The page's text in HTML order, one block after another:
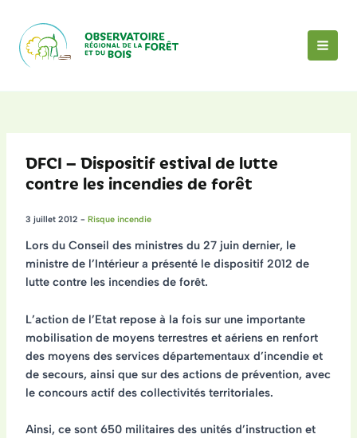
contenu
DFCI – Dispositif estival de lutte
contre les incendies de forêt
3 juillet 2012 - Risque incendie
Lors du Conseil des ministres du 27 juin dernier, le
ministre de l’Intérieur a présenté le dispositif 2012 de
lutte contre les incendies de forêt.
L’action de l’Etat repose à la fois sur une importante
mobilisation de moyens terrestres et aériensen renfort
des moyens des services départementaux d’incendie et
de secours, ainsi que sur des actions de prévention, avec
le concours actif des collectivités territoriales.
Ainsi, ce sont 650 militairesdes unités d’instruction et